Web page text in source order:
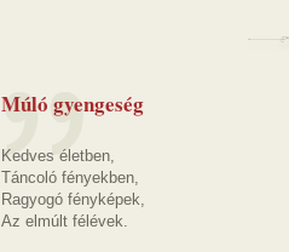
Múló gyengeség
Kedves életben,
Táncoló fényekben,
Ragyogó fényképek,
Az elmúlt félévek.